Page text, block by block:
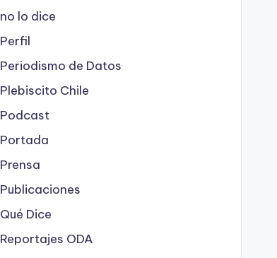
no lo dice
Perfil
Periodismo de Datos
Plebiscito Chile
Podcast
Portada
Prensa
Publicaciones
Qué Dice
Reportajes ODA